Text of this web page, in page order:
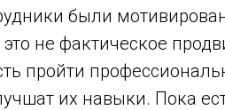
были
не фактическое
пройти
их навыки. Пока